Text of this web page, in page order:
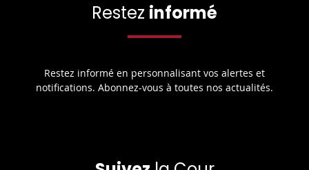
Restez informé
Restez informé en personnalisant vos alertes et
notifications. Abonnez-vous à toutes nos actualités.